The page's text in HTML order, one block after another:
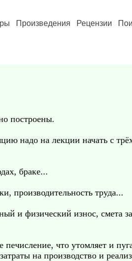
Произведения Рецензии
построены.
надо на лекции начать с
браке...
производительность труда...
и физический износ, смета
что утомляет и
на производство и